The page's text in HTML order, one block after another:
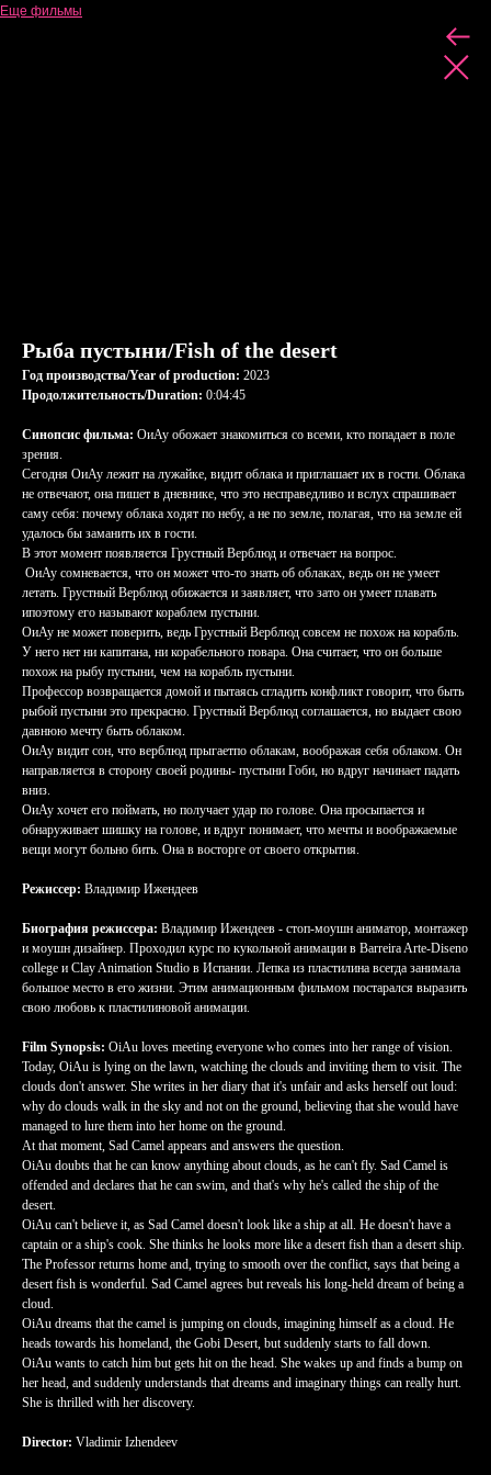
Еще фильмы
Рыба пустыни/Fish of the desert
Год производства/Year of production: 2023
Продолжительность/Duration: 0:04:45
Синопсис фильма: ОиАу обожает знакомиться со всеми, кто попадает в поле
зрения.
Сегодня ОиАу лежит на лужайке, видит облака и приглашает их в гости. Облака
не отвечают, она пишет в дневнике, что это несправедливо и вслух спрашивает
саму себя: почему облака ходят по небу, а не по земле, полагая, что на земле ей
удалось бы заманить их в гости.
В этот момент появляется Грустный Верблюд и отвечает на вопрос.
ОиАу сомневается, что он может что-то знать об облаках, ведь он не умеет
летать. Грустный Верблюд обижается и заявляет, что зато он умеет плавать
ипоэтому его называют кораблем пустыни.
ОиАу не может поверить, ведь Грустный Верблюд совсем не похож на корабль.
У него нет ни капитана, ни корабельного повара. Она считает, что он больше
похож на рыбу пустыни, чем на корабль пустыни.
Профессор возвращается домой и пытаясь сгладить конфликт говорит, что быть
рыбой пустыни это прекрасно. Грустный Верблюд соглашается, но выдает свою
давнюю мечту быть облаком.
ОиАу видит сон, что верблюд прыгаетпо облакам, воображая себя облаком. Он
направляется в сторону своей родины- пустыни Гоби, но вдруг начинает падать
вниз.
ОиАу хочет его поймать, но получает удар по голове. Она просыпается и
обнаруживает шишку на голове, и вдруг понимает, что мечты и воображаемые
вещи могут больно бить. Она в восторге от своего открытия.
Режиссер: Владимир Ижендеев
Биография режиссера: Владимир Ижендеев - стоп-моушн аниматор, монтажер
и моушн дизайнер. Проходил курс по кукольной анимации в Barreira Arte-Diseno
college и Clay Animation Studio в Испании. Лепка из пластилина всегда занимала
большое место в его жизни. Этим анимационным фильмом постарался выразить
свою любовь к пластилиновой анимации.
Film Synopsis: OiAu loves meeting everyone who comes into her range of vision.
Today, OiAu is lying on the lawn, watching the clouds and inviting them to visit. The
clouds don't answer. She writes in her diary that it's unfair and asks herself out loud:
why do clouds walk in the sky and not on the ground, believing that she would have
managed to lure them into her home on the ground.
At that moment, Sad Camel appears and answers the question.
OiAu doubts that he can know anything about clouds, as he can't fly. Sad Camel is
offended and declares that he can swim, and that's why he's called the ship of the
desert.
OiAu can't believe it, as Sad Camel doesn't look like a ship at all. He doesn't have a
captain or a ship's cook. She thinks he looks more like a desert fish than a desert ship.
The Professor returns home and, trying to smooth over the conflict, says that being a
desert fish is wonderful. Sad Camel agrees but reveals his long-held dream of being a
cloud.
OiAu dreams that the camel is jumping on clouds, imagining himself as a cloud. He
heads towards his homeland, the Gobi Desert, but suddenly starts to fall down.
OiAu wants to catch him but gets hit on the head. She wakes up and finds a bump on
her head, and suddenly understands that dreams and imaginary things can really hurt.
She is thrilled with her discovery.
Director: Vladimir Izhendeev